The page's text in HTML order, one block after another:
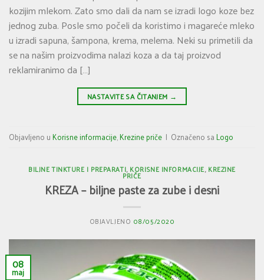
kozijim mlekom. Zato smo dali da nam se izradi logo koze bez
jednog zuba. Posle smo počeli da koristimo i magareće mleko
u izradi sapuna, šampona, krema, melema. Neki su primetili da
se na našim proizvodima nalazi koza a da taj proizvod
reklamiranimo da […]
NASTAVITE SA ČITANJEM →
Objavljeno uKorisne informacije,Krezine priče | Označeno saLogo
BILJNE TINKTURE I PREPARATI, KORISNE INFORMACIJE, KREZINE
PRIČE
KREZA – biljne paste za zube i desni
OBJAVLJENO 08/05/2020
08
maj